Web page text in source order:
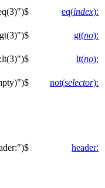
:eq(
index)
$("ul li:eq(3)")
:gt(
no)
$("ul li:gt(3)")
:lt(
no)
$("ul li:lt(3)")
:not(
selector)
$("input:not(:empty)")
:header
$(":header")